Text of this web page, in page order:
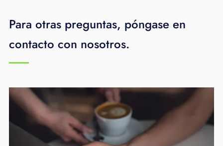
Para otras preguntas, póngase en
contacto con nosotros.